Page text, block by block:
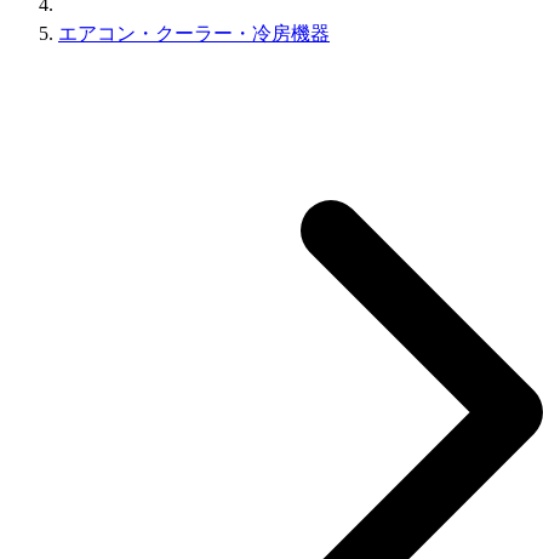
エアコン・クーラー・冷房機器